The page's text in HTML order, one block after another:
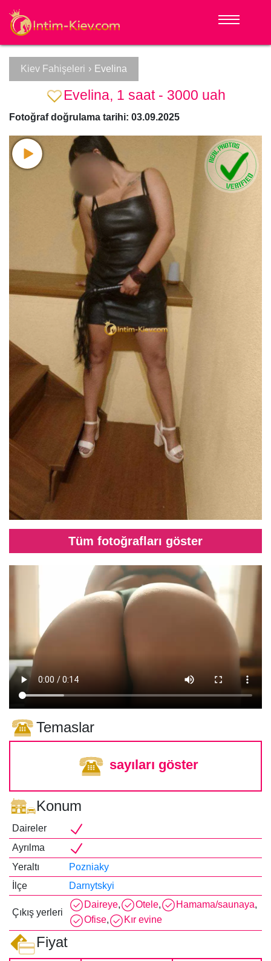
Kiev Fahişeleri › Evelina
Evelina, 1 saat - 3000 uah
Fotoğraf doğrulama tarihi: 03.09.2025
Tüm fotoğrafları göster
Temaslar
sayıları göster
Konum
Daireler
Ayrılma
Yeraltı
Pozniaky
İlçe
Darnytskyi
Çıkış yerleri
Daireye, Otele, Hamama/saunaya,
Ofise, Kır evine
Fiyat